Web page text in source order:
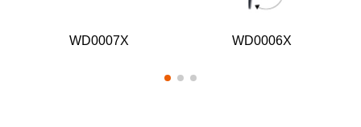
WD0007X WD0006X